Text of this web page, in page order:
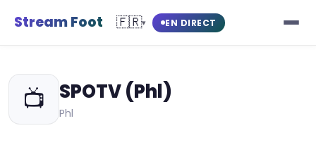
Stream Foot 🇫🇷▾ EN DIRECT
📺 SPOTV (Phl)
Phl